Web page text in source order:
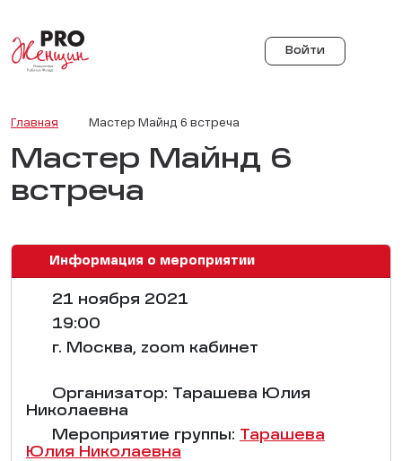
Войти
Главная Мастер Майнд 6 встреча
Мастер Майнд 6
встреча
Информация о мероприятии
21 ноября 2021
19:00
г. Москва, zoom кабинет
Организатор: Тарашева Юлия
Николаевна
Мероприятие группы:
Тарашева
Юлия Николаевна